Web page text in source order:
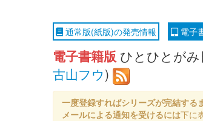
通常版(紙版)の発売情報 電子
電子書籍版 ひとひとが
古山フウ)
一度登録すればシリーズが完結する
メールによる通知を受けるには下に